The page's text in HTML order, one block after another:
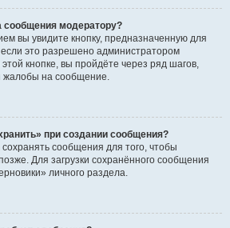
сообщения модератору?
вы увидите кнопку, предназначенную для
это разрешено администратором
кнопке, вы пройдёте через ряд шагов,
жалобы на сообщение.
при создании сообщения?
сообщения для того, чтобы
Для загрузки сохранённого сообщения
личного раздела.